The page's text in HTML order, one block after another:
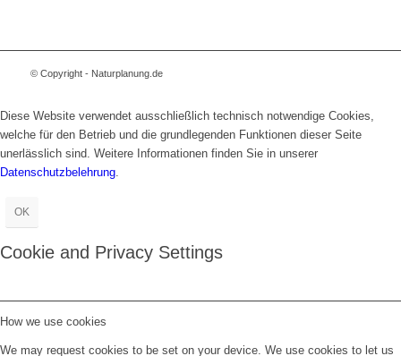
© Copyright - Naturplanung.de
Diese Website verwendet ausschließlich technisch notwendige Cookies,
welche für den Betrieb und die grundlegenden Funktionen dieser Seite
unerlässlich sind. Weitere Informationen finden Sie in unserer
Datenschutzbelehrung
OK
Cookie and Privacy Settings
How we use cookies
We may request cookies to be set on your device. We use cookies to let us